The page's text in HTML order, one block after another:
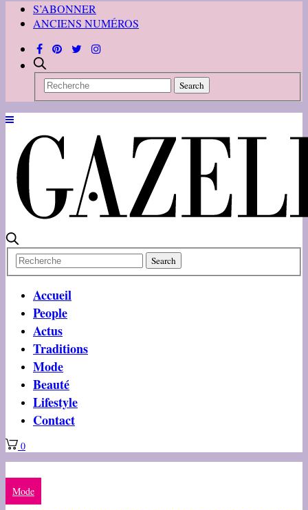
S’ABONNER
ANCIENS NUMÉROS
Accueil
People
Actus
Traditions
Mode
Beauté
Lifestyle
Contact
0
Mode